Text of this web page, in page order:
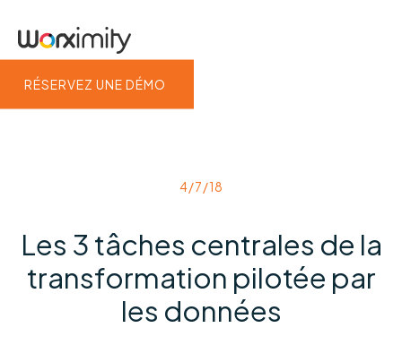
RÉSERVEZ UNE DÉMO
4/7/18
Les 3 tâches centrales de la
transformation pilotée par
les données